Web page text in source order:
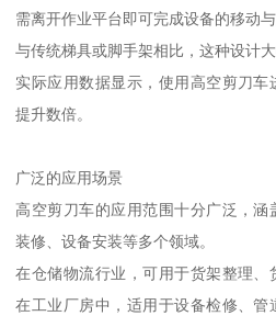
需离开作业平台即可完成设备的移动
与传统梯具或脚手架相比，这种设计
实际应用数据显示，使用高空剪刀
提升数倍。
广泛的应用场景
高空剪刀车的应用范围十分广泛，涵
装修、设备安装等多个领域。
在仓储物流行业，可用于货架整理、
在工业厂房中，适用于设备检修、